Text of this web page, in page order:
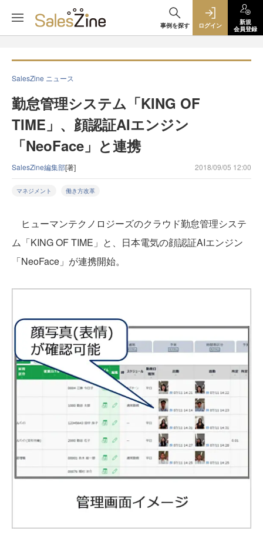
事例を探す ログイン
新規
会員登録
SalesZine ニュース
勤怠管理システム「KING OF
TIME」、顔認証AIエンジン
「NeoFace」と連携
SalesZine編集部[著] 2018/09/05 12:00
マネジメント 働き方改革
ヒューマンテクノロジーズのクラウド勤怠管理システ
ム「KING OF TIME」と、日本電気の顔認証AIエンジン
「NeoFace」が連携開始。